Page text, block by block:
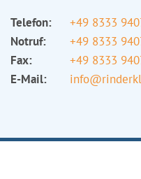
Telefon:
+49 8333
Notruf:
+49 8333
Fax:
+49 8333
E-Mail: